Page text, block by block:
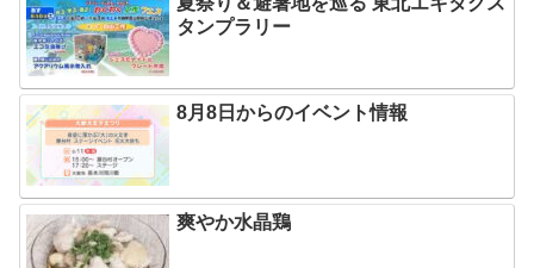
タンプラリー
8月8日からのイベント情報
爽やか水晶鶏